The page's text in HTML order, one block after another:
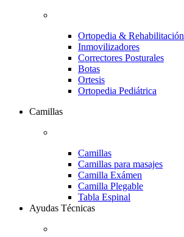
Ortopedia & Rehabilitación
Inmovilizadores
Correctores Posturales
Botas
Ortesis
Ortopedia Pediátrica
Camillas
Camillas
Camillas para masajes
Camilla Exámen
Camilla Plegable
Tabla Espinal
Ayudas Técnicas